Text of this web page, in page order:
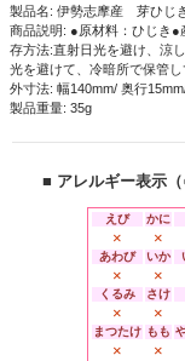
製品名: 伊勢志摩産 芽ひじ
商品説明: ●原材料：ひじき
存方法:直射日光を避け、涼
光を避けて、冷暗所で保管し
外寸法: 幅140mm/ 奥行
製品重量: 35g
■ アレルギー表示
えび かに
× ×
あわび いか
× ×
くるみ さけ
× ×
まつたけ もも
× ×